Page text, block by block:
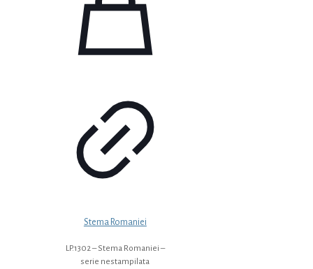
Stema Romaniei
LP.1302 – Stema Romaniei –
serie nestampilata